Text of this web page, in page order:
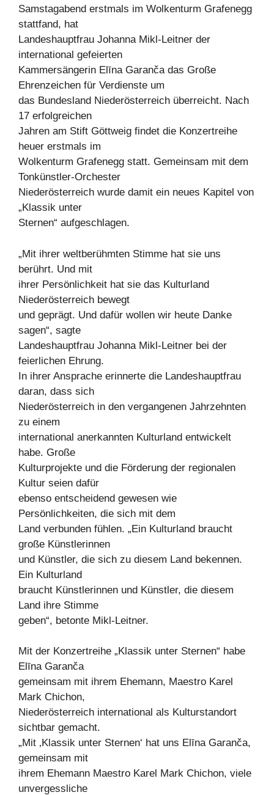
Samstagabend erstmals im Wolkenturm Grafenegg
stattfand, hat
Landeshauptfrau Johanna Mikl-Leitner der
international gefeierten
Kammersängerin Elīna Garanča das Große
Ehrenzeichen für Verdienste um
das Bundesland Niederösterreich überreicht. Nach
17 erfolgreichen
Jahren am Stift Göttweig findet die Konzertreihe
heuer erstmals im
Wolkenturm Grafenegg statt. Gemeinsam mit dem
Tonkünstler-Orchester
Niederösterreich wurde damit ein neues Kapitel von
„Klassik unter
Sternen“ aufgeschlagen.
„Mit ihrer weltberühmten Stimme hat sie uns
berührt. Und mit
ihrer Persönlichkeit hat sie das Kulturland
Niederösterreich bewegt
und geprägt. Und dafür wollen wir heute Danke
sagen“, sagte
Landeshauptfrau Johanna Mikl-Leitner bei der
feierlichen Ehrung.
In ihrer Ansprache erinnerte die Landeshauptfrau
daran, dass sich
Niederösterreich in den vergangenen Jahrzehnten
zu einem
international anerkannten Kulturland entwickelt
habe. Große
Kulturprojekte und die Förderung der regionalen
Kultur seien dafür
ebenso entscheidend gewesen wie
Persönlichkeiten, die sich mit dem
Land verbunden fühlen. „Ein Kulturland braucht
große Künstlerinnen
und Künstler, die sich zu diesem Land bekennen.
Ein Kulturland
braucht Künstlerinnen und Künstler, die diesem
Land ihre Stimme
geben“, betonte Mikl-Leitner.
Mit der Konzertreihe „Klassik unter Sternen“ habe
Elīna Garanča
gemeinsam mit ihrem Ehemann, Maestro Karel
Mark Chichon,
Niederösterreich international als Kulturstandort
sichtbar gemacht.
„Mit ‚Klassik unter Sternen‘ hat uns Elīna Garanča,
gemeinsam mit
ihrem Ehemann Maestro Karel Mark Chichon, viele
unvergessliche